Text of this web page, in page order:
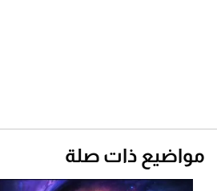
مواضيع ذات صلة